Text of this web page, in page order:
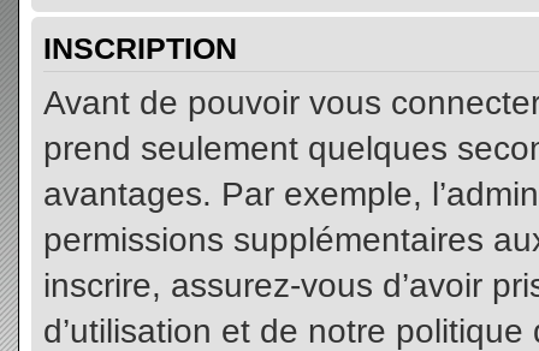
INSCRIPTION
Avant de pouvoir vous
prend seulement quelques
avantages. Par exemple,
permissions supplémentaires
inscrire, assurez-vous d’avoir
d’utilisation et de notre